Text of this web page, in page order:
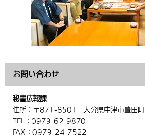
お問い合わせ
秘書広報課
住所： 〒871-8501 大分県中津市豊田
TEL： 0979-62-9870
FAX： 0979-24-7522